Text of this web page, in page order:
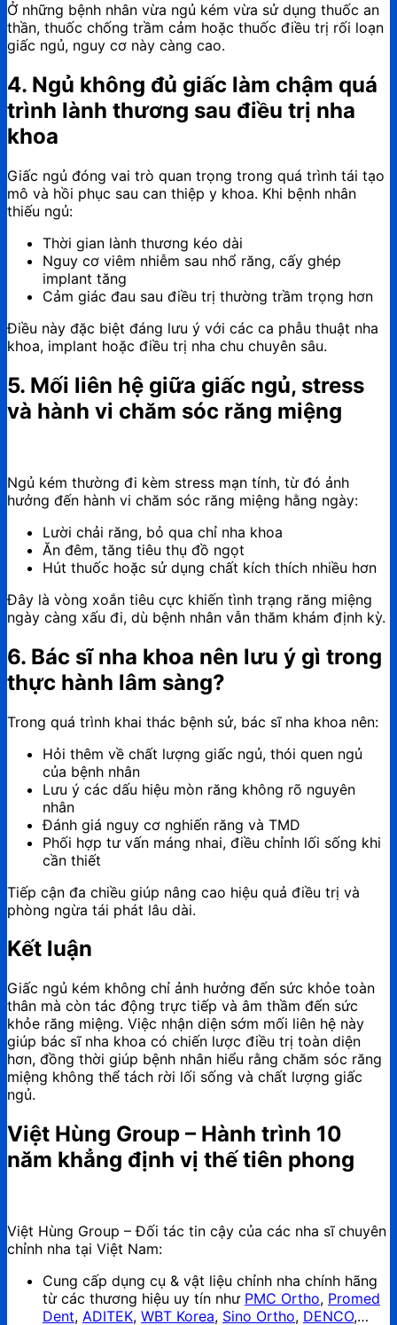
Ở những bệnh nhân vừa ngủ kém vừa sử dụng thuốc an
thần, thuốc chống trầm cảm hoặc thuốc điều trị rối loạn
giấc ngủ, nguy cơ này càng cao.
4. Ngủ không đủ giấc làm chậm quá
trình lành thương sau điều trị nha
khoa
Giấc ngủ đóng vai trò quan trọng trong quá trình tái tạo
mô và hồi phục sau can thiệp y khoa. Khi bệnh nhân
thiếu ngủ:
Thời gian lành thương kéo dài
Nguy cơ viêm nhiễm sau nhổ răng, cấy ghép
implant tăng
Cảm giác đau sau điều trị thường trầm trọng hơn
Điều này đặc biệt đáng lưu ý với các ca phẫu thuật nha
khoa, implant hoặc điều trị nha chu chuyên sâu.
5. Mối liên hệ giữa giấc ngủ, stress
và hành vi chăm sóc răng miệng
Ngủ kém thường đi kèm stress mạn tính, từ đó ảnh
hưởng đến hành vi chăm sóc răng miệng hằng ngày:
Lười chải răng, bỏ qua chỉ nha khoa
Ăn đêm, tăng tiêu thụ đồ ngọt
Hút thuốc hoặc sử dụng chất kích thích nhiều hơn
Đây là vòng xoắn tiêu cực khiến tình trạng răng miệng
ngày càng xấu đi, dù bệnh nhân vẫn thăm khám định kỳ.
6. Bác sĩ nha khoa nên lưu ý gì trong
thực hành lâm sàng?
Trong quá trình khai thác bệnh sử, bác sĩ nha khoa nên:
Hỏi thêm về chất lượng giấc ngủ, thói quen ngủ
của bệnh nhân
Lưu ý các dấu hiệu mòn răng không rõ nguyên
nhân
Đánh giá nguy cơ nghiến răng và TMD
Phối hợp tư vấn máng nhai, điều chỉnh lối sống khi
cần thiết
Tiếp cận đa chiều giúp nâng cao hiệu quả điều trị và
phòng ngừa tái phát lâu dài.
Kết luận
Giấc ngủ kém không chỉ ảnh hưởng đến sức khỏe toàn
thân mà còn tác động trực tiếp và âm thầm đến sức
khỏe răng miệng. Việc nhận diện sớm mối liên hệ này
giúp bác sĩ nha khoa có chiến lược điều trị toàn diện
hơn, đồng thời giúp bệnh nhân hiểu rằng chăm sóc răng
miệng không thể tách rời lối sống và chất lượng giấc
ngủ.
Việt Hùng Group – Hành trình 10
năm khẳng định vị thế tiên phong
Việt Hùng Group – Đối tác tin cậy của các nha sĩ chuyên
chỉnh nha tại Việt Nam:
Cung cấp dụng cụ & vật liệu chỉnh nha chính hãng
từ các thương hiệu uy tín như PMC Ortho, Promed
Dent, ADITEK, WBT Korea, Sino Ortho, DENCO,…